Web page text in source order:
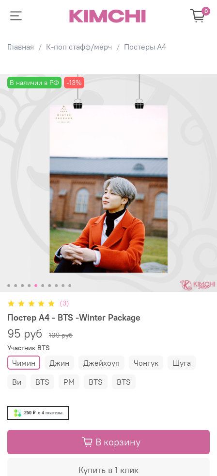
0
Главная К-поп стафф/мерч Постеры А4
В наличии в РФ -13%
(3)
Постер А4 - BTS -Winter Package
95 руб
109 руб
Участник BTS
Чимин Джин Джейхоуп Чонгук
Шуга
Ви
BTS РМ BТS ВTS
250 ₽ x 4 платежа
В корзину
Купить в 1 клик